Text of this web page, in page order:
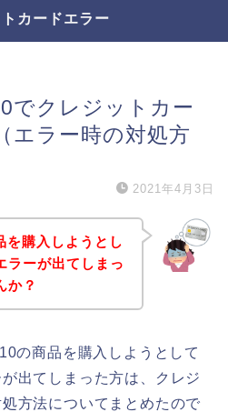
カードエラー
でクレジットカー
エラー時の対処方
2021年4月3日
を購入しようとし
ラーが出てしまっ
か？
の商品を購入しようとして
出てしまった方は、クレジ
方法についてまとめたので